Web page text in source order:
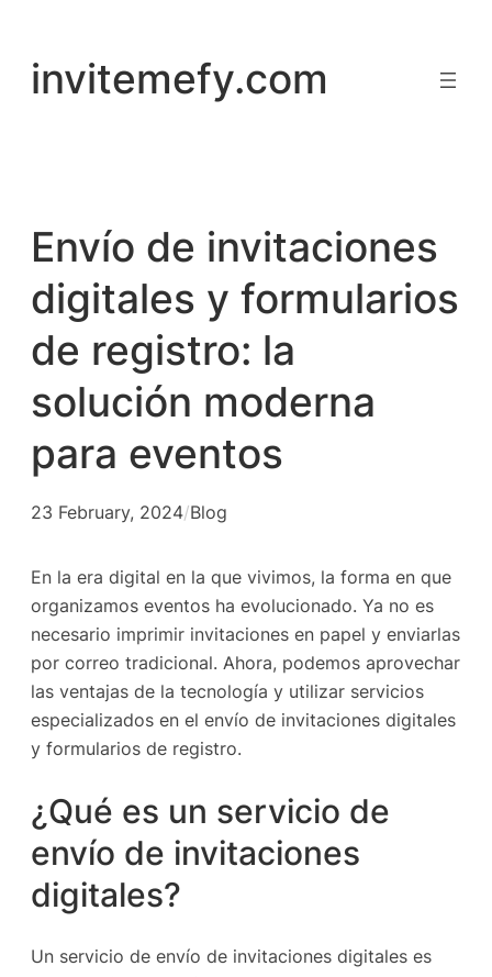
invitemefy.com
Envío de invitaciones
digitales y formularios
de registro: la
solución moderna
para eventos
23 February, 2024/Blog
En la era digital en la que vivimos, la forma en que
organizamos eventos ha evolucionado. Ya no es
necesario imprimir invitaciones en papel y enviarlas
por correo tradicional. Ahora, podemos aprovechar
las ventajas de la tecnología y utilizar servicios
especializados en el envío de invitaciones digitales
y formularios de registro.
¿Qué es un servicio de
envío de invitaciones
digitales?
Un servicio de envío de invitaciones digitales es